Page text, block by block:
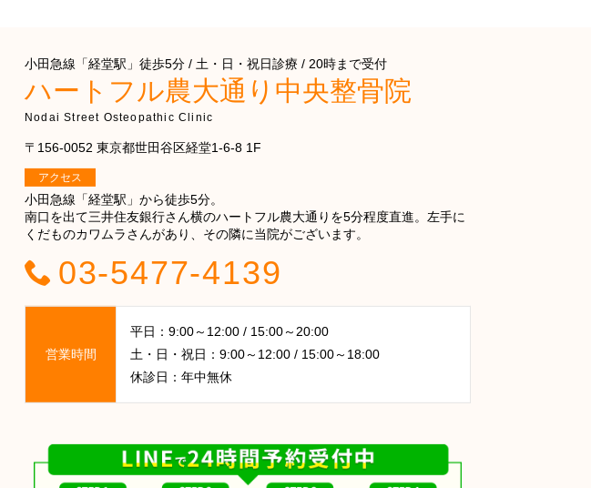
小田急線「経堂駅」徒歩5分 / 土・日・祝日診療 / 20時まで受付
ハートフル農大通り中央整骨院
Nodai Street Osteopathic Clinic
〒156-0052 東京都世田谷区経堂1-6-8 1F
アクセス
小田急線「経堂駅」から徒歩5分。
南口を出て三井住友銀行さん横のハートフル農大通りを5分程度直進。左手に
くだものカワムラさんがあり、その隣に当院がございます。
03-5477-4139
営業時間
平日：9:00～12:00 / 15:00～20:00
土・日・祝日：9:00～12:00 / 15:00～18:00
休診日：年中無休